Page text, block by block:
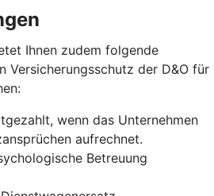
Ihnen zudem folgende
Versicherungsschutz der D&O für
wenn das Unternehmen
aufrechnet.
Betreuung